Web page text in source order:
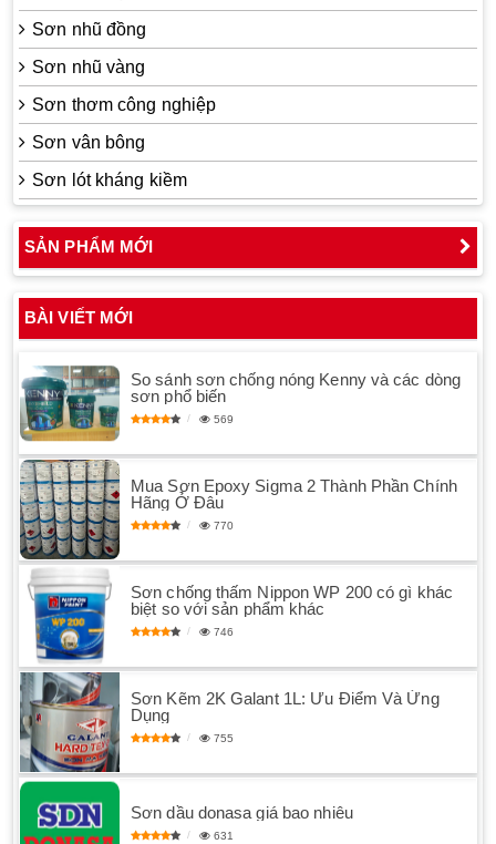
Sơn nhũ đồng
Sơn nhũ vàng
Sơn thơm công nghiệp
Sơn vân bông
Sơn lót kháng kiềm
SẢN PHẨM MỚI
BÀI VIẾT MỚI
So sánh sơn chống nóng Kenny và các dòng
sơn phổ biến
569
Mua Sơn Epoxy Sigma 2 Thành Phần Chính
Hãng Ở Đâu
770
Sơn chống thấm Nippon WP 200 có gì khác
biệt so với sản phẩm khác
746
Sơn Kẽm 2K Galant 1L: Ưu Điểm Và Ứng
Dụng
755
Sơn dầu donasa giá bao nhiêu
631